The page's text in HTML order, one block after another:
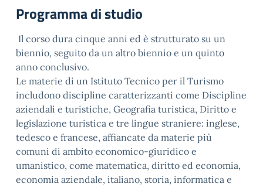
Programma di studio
Il corso dura cinque anni ed è strutturato su un
biennio, seguito da un altro biennio e un quinto
anno conclusivo.
Le materie di un Istituto Tecnico per il Turismo
includono discipline caratterizzanti come Discipline
aziendali e turistiche, Geografia turistica, Diritto e
legislazione turistica e tre lingue straniere: inglese,
tedesco e francese, affiancate da materie più
comuni di ambito economico-giuridico e
umanistico, come matematica, diritto ed economia,
economia aziendale, italiano, storia, informatica e